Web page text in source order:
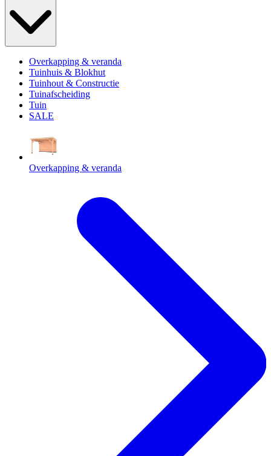
Overkapping & veranda
Tuinhuis & Blokhut
Tuinhout & Constructie
Tuinafscheiding
Tuin
SALE
Overkapping & veranda